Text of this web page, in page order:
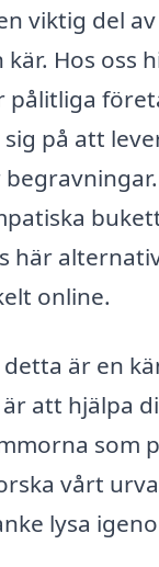
viktig del
kär. Hos oss
pålitliga
på att
här
online.
är en
att hjälpa
som
vårt
lysa